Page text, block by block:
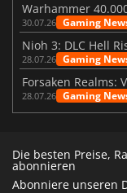
30.07.26 Gaming
Nioh 3: DLC Hell
28.07.26 Gaming
28.07.26 Gaming
Die besten Preise,
abonnieren
Abonniere unseren